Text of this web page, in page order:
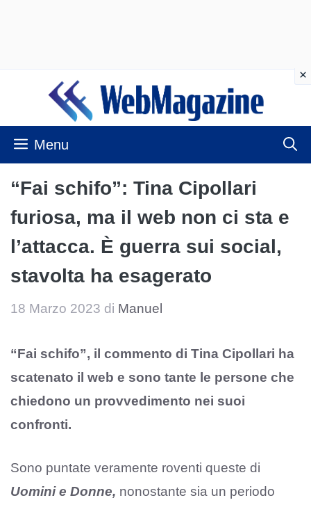
contenuto
Menu
“Fai schifo”: Tina Cipollari
furiosa, ma il web non ci sta e
l’attacca. È guerra sui social,
stavolta ha esagerato
18 Marzo 2023 di Manuel
“Fai schifo”, il commento di Tina Cipollari ha
scatenato il web e sono tante le persone che
chiedono un provvedimento nei suoi
confronti.
Sono puntate veramente roventi queste di
Uomini e Donne, nonostante sia un periodo